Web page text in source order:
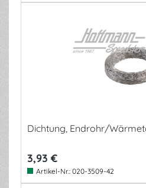
Dichtung, Endrohr/
3,93 €
Artikel-Nr.: 020-3509-42